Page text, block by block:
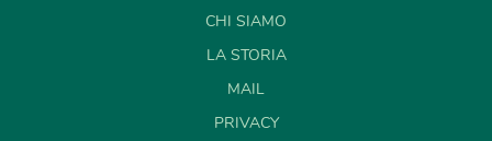
CHI SIAMO
LA STORIA
MAIL
PRIVACY